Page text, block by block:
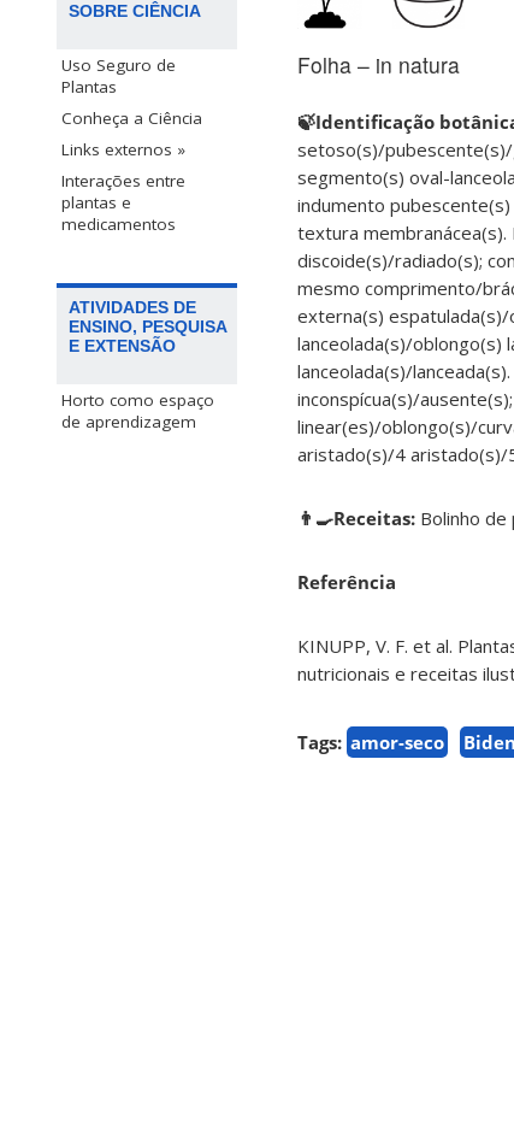
SOBRE CIÊNCIA
Uso Seguro de
Plantas
Conheça a Ciência
Links externos »
Interações entre
plantas e
medicamentos
ATIVIDADES DE
ENSINO, PESQUISA
E EXTENSÃO
Horto como espaço
de aprendizagem
Folha – in natura
🍃Identificação
setoso(s)/pubescente(s)/
segmento(s) oval-
indumento
textura membranácea(s).
discoide(s)/radiado(s);
mesmo comprimento/
externa(s) espatulada(s)/
lanceolada(s)/oblongo(s)
lanceolada(s)/
inconspícua(s)/
linear(es)/oblongo(s)/
aristado(s)/4 aristado(s)/
👨‍🍳Receitas: Bolinho
Referência
KINUPP, V. F. et al.
nutricionais e receitas
Tags: amor-seco